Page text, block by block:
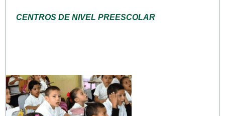
CENTROS DE NIVEL PREESCOLAR